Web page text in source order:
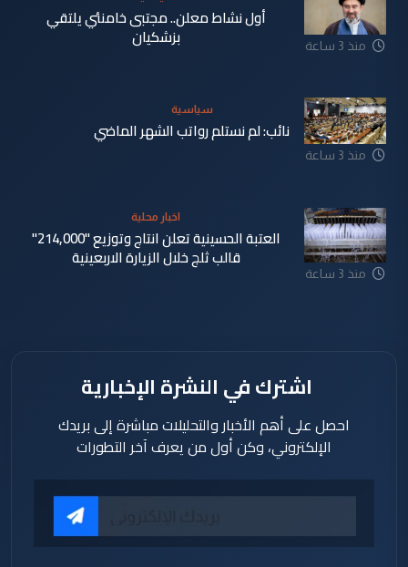
منذ 3 ساعة
أول نشاط معلن.. مجتبى خامنئي يلتقي
بزشكيان
منذ 3 ساعة
سياسية
نائب: لم نستلم رواتب الشهر الماضي
منذ 3 ساعة
اخبار محلية
العتبة الحسينية تعلن انتاج وتوزيع "214,000"
قالب ثلج خلال الزيارة الاربعينية
اشترك في النشرة الإخبارية
احصل على أهم الأخبار والتحليلات مباشرة إلى بريدك
الإلكتروني، وكن أول من يعرف آخر التطورات